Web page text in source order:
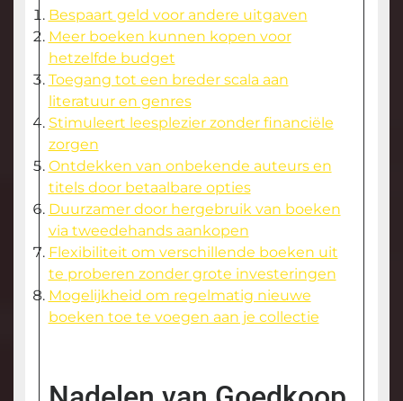
Bespaart geld voor andere uitgaven
Meer boeken kunnen kopen voor
hetzelfde budget
Toegang tot een breder scala aan
literatuur en genres
Stimuleert leesplezier zonder financiële
zorgen
Ontdekken van onbekende auteurs en
titels door betaalbare opties
Duurzamer door hergebruik van boeken
via tweedehands aankopen
Flexibiliteit om verschillende boeken uit
te proberen zonder grote investeringen
Mogelijkheid om regelmatig nieuwe
boeken toe te voegen aan je collectie